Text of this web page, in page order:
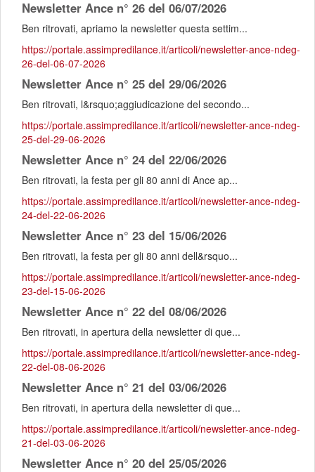
Newsletter Ance n° 26 del 06/07/2026
Ben ritrovati, apriamo la newsletter questa settim...
https://portale.assimpredilance.it/articoli/newsletter-ance-ndeg-
26-del-06-07-2026
Newsletter Ance n° 25 del 29/06/2026
Ben ritrovati, l&rsquo;aggiudicazione del secondo...
https://portale.assimpredilance.it/articoli/newsletter-ance-ndeg-
25-del-29-06-2026
Newsletter Ance n° 24 del 22/06/2026
Ben ritrovati, la festa per gli 80 anni di Ance ap...
https://portale.assimpredilance.it/articoli/newsletter-ance-ndeg-
24-del-22-06-2026
Newsletter Ance n° 23 del 15/06/2026
Ben ritrovati, la festa per gli 80 anni dell&rsquo...
https://portale.assimpredilance.it/articoli/newsletter-ance-ndeg-
23-del-15-06-2026
Newsletter Ance n° 22 del 08/06/2026
Ben ritrovati, in apertura della newsletter di que...
https://portale.assimpredilance.it/articoli/newsletter-ance-ndeg-
22-del-08-06-2026
Newsletter Ance n° 21 del 03/06/2026
Ben ritrovati, in apertura della newsletter di que...
https://portale.assimpredilance.it/articoli/newsletter-ance-ndeg-
21-del-03-06-2026
Newsletter Ance n° 20 del 25/05/2026